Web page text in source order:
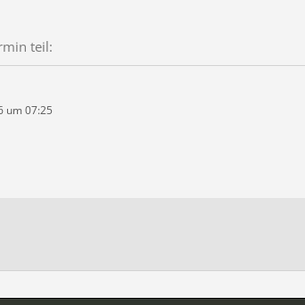
teil:
um 07:25